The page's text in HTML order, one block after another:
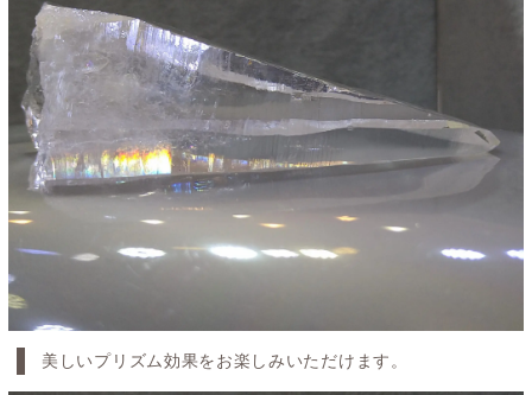
美しいプリズム効果をお楽しみいただけます。